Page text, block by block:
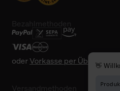
oderVorkasse per Überweisung